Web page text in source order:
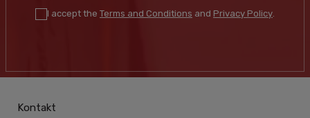
I accept the Terms and Conditions and Privacy Policy.
Kontakt